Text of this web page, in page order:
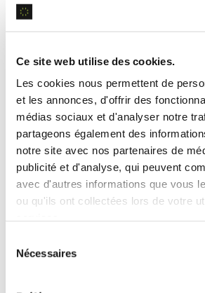
Ce site web utilise des cookies.
Les cookies nous permettent de
et les annonces, d'offrir des
médias sociaux et d'analyser notre
partageons également des
notre site avec nos partenaires de
publicité et d'analyse, qui peuvent
avec d'autres informations que vous
ou qu'ils ont collectées lors de votre
Nécessaires
de générer rapidement des
Segmentation intelligente
La fonctionnalité analyse les
identifier dessegments pertinents
des vidéos longues en clips
partage.
Exemple d’utilisation
rendant les discussions plus